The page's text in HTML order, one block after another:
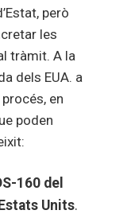
però
les
tràmit. A la
dels EUA. a
en
poden
160 del
Units.